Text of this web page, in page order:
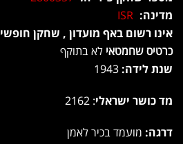
מדינה: ISR
אינו רשום באף מועדון , שחקן חופשי
כרטיס שחמטאי לא בתוקף
שנת לידה:
מד כושר ישראלי: 2162
דרגה: מועמד בכיר לאמן